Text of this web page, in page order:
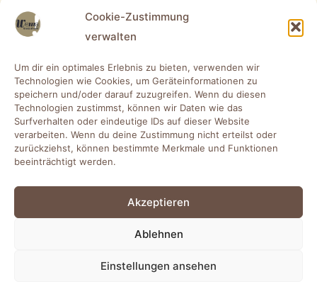
Cookie-Zustimmung
verwalten
Um dir ein optimales Erlebnis zu bieten, verwenden wir
Technologien wie Cookies, um Geräteinformationen zu
speichern und/oder darauf zuzugreifen. Wenn du diesen
Technologien zustimmst, können wir Daten wie das
Surfverhalten oder eindeutige IDs auf dieser Website
verarbeiten. Wenn du deine Zustimmung nicht erteilst oder
zurückziehst, können bestimmte Merkmale und Funktionen
beeinträchtigt werden.
Akzeptieren
Ablehnen
Einstellungen ansehen
WEMA RaumKonzepte GmbH
Groninger Str. 78, 26789 Leer (Ostfriesland)
Im Kleigrund 10, 26135 Oldenburg
WEMA RaumKonzepte GmbH Lüneburg
Käthe-Krüger-Straße 13, 21337 Lüneburg
FUTURE OFFICE LAB
Am Weser-Terminal 10, 28217 Bremen